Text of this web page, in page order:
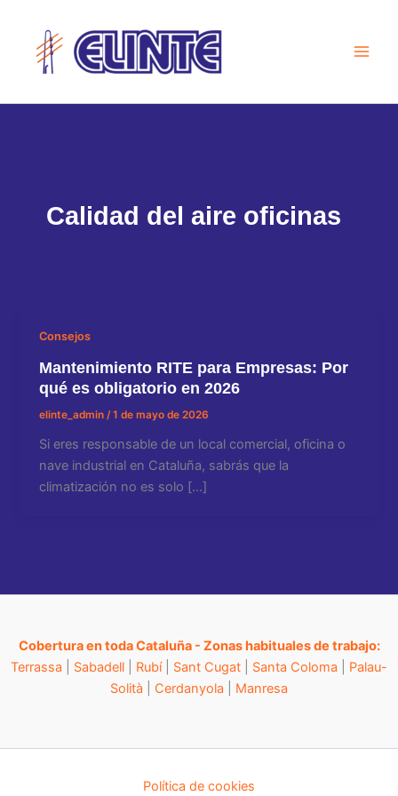
contenido
Calidad del aire oficinas
Consejos
Mantenimiento RITE para Empresas: Por
qué es obligatorio en 2026
elinte_admin /1 de mayo de 2026
Si eres responsable de un local comercial, oficina o
nave industrial en Cataluña, sabrás que la
climatización no es solo […]
Cobertura en toda Cataluña - Zonas habituales de trabajo:
Terrassa
Sabadell Rubí| Sant Cugat Santa Coloma
Palau-
Solità
Cerdanyola Manresa
Política de cookies